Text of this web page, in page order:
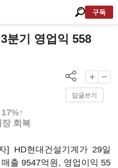
구독
분기 영업익 558
답글쓰기
회복
] HD현대건설기계가 29일
출 9547억원, 영업이익 55